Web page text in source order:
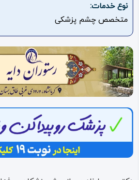
ویژه
درباره
ما
نوع خدمات:
متخصص چشم پزشکی